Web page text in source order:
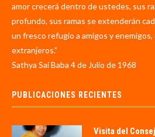
amor crecerá dentro de ustedes, sus
profundo, sus ramas se extenderán
un fresco refugio a amigos y
extranjeros.”
Sathya Sai Baba 4 de Julio de 1968
PUBLICACIONES RECIENTES
Visita del